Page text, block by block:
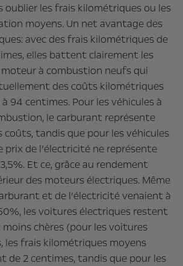
oublier les frais kilométriques ou les
moyens. Un net avantage des
avec des frais kilométriques de
elles battent clairement les
moteur à combustion neufs qui
des coûts kilométriques
94 centimes. Pour les véhicules à
le carburant représente
coûts, tandis que pour les véhicules
prix de l’électricité ne représente
Et ce, grâce au rendement
des moteurs électriques. Même
et de l’électricité venaient à
les voitures électriques restent
chères (pour les voitures
les frais kilométriques moyens
de 2 centimes, tandis que pour les